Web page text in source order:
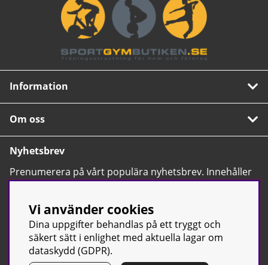
Information
Om oss
Nyhetsbrev
Prenumerera på vårt populära nyhetsbrev. Innehåller
tips, nyheter och våra allra bästa erbjudanden.
Vi använder cookies
Dina uppgifter behandlas på ett tryggt och
säkert sätt i enlighet med aktuella lagar om
dataskydd (GDPR).